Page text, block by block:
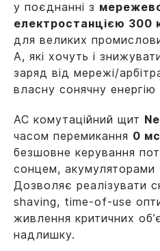
у поєднанні з
електростанцією 300
для великих
А, які хочуть і
заряд від мережі/
власну сонячну енергію
AC комутаційний щит
часом перемикання 0 мс
безшовне керування
сонцем, акумуляторами
Дозволяє реалізувати
shaving, time-of-use
живлення критичних
надлишку.